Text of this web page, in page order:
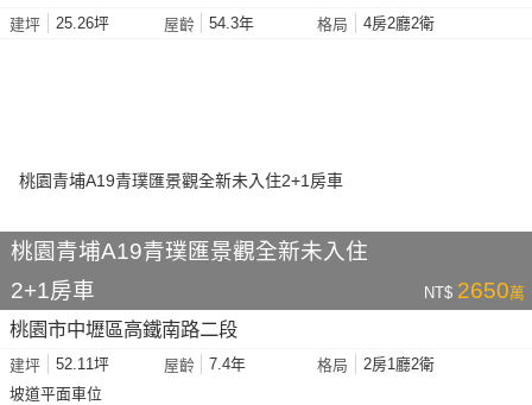
建坪 25.26坪 屋齡 54.3年 格局 4房2廳2衛
桃園青埔A19青璞匯景觀全新未入住
2+1房車
NT$ 2650萬
桃園市中壢區高鐵南路二段
建坪 52.11坪 屋齡 7.4年 格局
2房1廳2衛
坡道平面車位